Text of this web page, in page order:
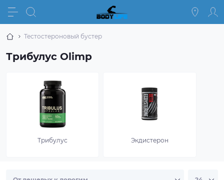
Тестостероновый бустер
Трибулус Olimp
Трибулус Экдистерон